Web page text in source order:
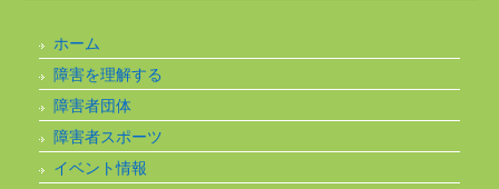
ホーム
障害を理解する
障害者団体
障害者スポーツ
イベント情報